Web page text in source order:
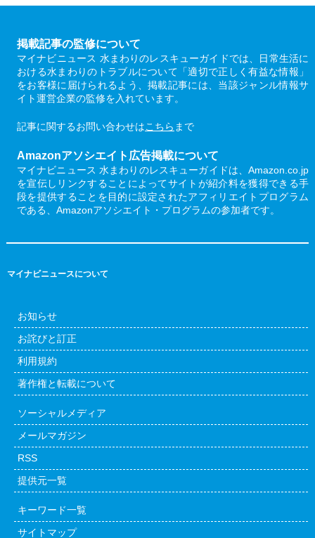
掲載記事の監修について
マイナビニュース 水まわりのレスキューガイドでは、日常生活に
おける水まわりのトラブルについて「適切で正しく有益な情報」
をお客様に届けられるよう、掲載記事には、当該ジャンル情報サ
イト運営企業の監修を入れています。
記事に関するお問い合わせはこちら まで
Amazonアソシエイト広告掲載について
マイナビニュース 水まわりのレスキューガイドは、Amazon.co.jp
を宣伝しリンクすることによってサイトが紹介料を獲得できる手
段を提供することを目的に設定されたアフィリエイトプログラム
である、Amazonアソシエイト・プログラムの参加者です。
マイナビニュースについて
お知らせ
お詫びと訂正
利用規約
著作権と転載について
ソーシャルメディア
メールマガジン
RSS
提供元一覧
キーワード一覧
サイトマップ